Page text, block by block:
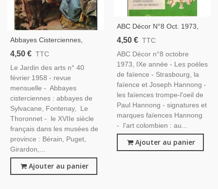
Abbayes Cisterciennes,
Châteaux Hongrie, Peintres
Le Jardin Des Arts N°40
Février 1958,
4,50 € TTC
Le Jardin des arts n° 40
février 1958 - revue
mensuelle - Abbayes
cisterciennes : abbayes de
Sylvacane, Fontenay, Le
Thoronnet - le XVIIe siècle
français dans les musées de
province : Bérain, Puget,
Girardon,...
Ajouter au panier
ABC Décor N°8 Oct. 1973,
Strasbourg Faïence Joseph
Faïence, L'art Colombien,
Amérique Latine, - Antiquités
4,50 € TTC
ABC Décor n°8 octobre
1973, IXe année - Les poëles
de faïence - Strasbourg, la
faïence et Joseph Hannong -
les faïences trompe-l'oeil de
Paul Hannong - signatures et
marques faïences Hannong
- l'art colombien : au...
Ajouter au panier